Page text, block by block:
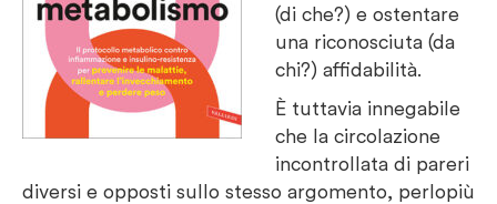
(di che?) e ostentare
una riconosciuta (da
chi?) affidabilità.
È tuttavia innegabile
che la circolazione
incontrollata di pareri
diversi e opposti sullo stesso argomento, perlopiù